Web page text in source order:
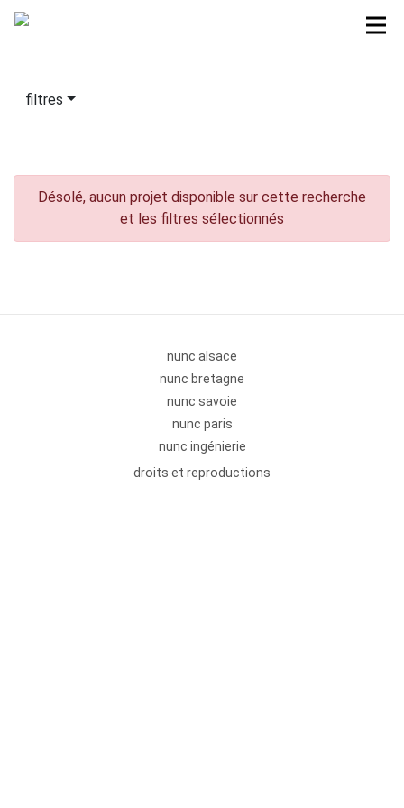
filtres
Désolé, aucun projet disponible sur cette recherche
et les filtres sélectionnés
nunc alsace
nunc bretagne
nunc savoie
nunc paris
nunc ingénierie
droits et reproductions